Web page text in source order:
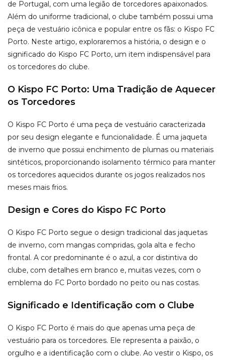
de Portugal, com uma legião de torcedores apaixonados.
Além do uniforme tradicional, o clube também possui uma
peça de vestuário icônica e popular entre os fãs: o Kispo FC
Porto. Neste artigo, exploraremos a história, o design e o
significado do Kispo FC Porto, um item indispensável para
os torcedores do clube.
O Kispo FC Porto: Uma Tradição de Aquecer
os Torcedores
O Kispo FC Porto é uma peça de vestuário caracterizada
por seu design elegante e funcionalidade. É uma jaqueta
de inverno que possui enchimento de plumas ou materiais
sintéticos, proporcionando isolamento térmico para manter
os torcedores aquecidos durante os jogos realizados nos
meses mais frios.
Design e Cores do Kispo FC Porto
O Kispo FC Porto segue o design tradicional das jaquetas
de inverno, com mangas compridas, gola alta e fecho
frontal. A cor predominante é o azul, a cor distintiva do
clube, com detalhes em branco e, muitas vezes, com o
emblema do FC Porto bordado no peito ou nas costas.
Significado e Identificação com o Clube
O Kispo FC Porto é mais do que apenas uma peça de
vestuário para os torcedores. Ele representa a paixão, o
orgulho e a identificação com o clube. Ao vestir o Kispo, os